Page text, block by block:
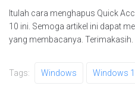
Itulah cara menghapus Quick
10 ini. Semoga artikel ini dapat
yang membacanya. Terimakasih.
Tags: Windows Windows